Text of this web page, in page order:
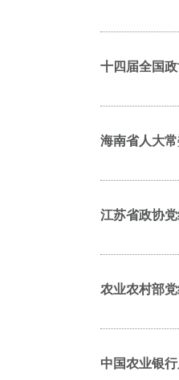
十四届全国
海南省人大
江苏省政协
农业农村部
中国农业银